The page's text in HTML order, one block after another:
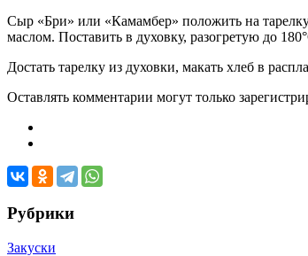
Сыр «Бри» или «Камамбер» положить на
маслом. Поставить в духовку, разогретую до
Достать тарелку из духовки, макать хлеб в
Оставлять комментарии могут только
Рубрики
Закуски